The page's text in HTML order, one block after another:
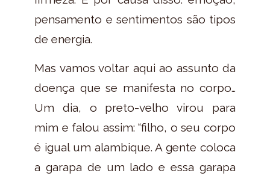
pensamento e sentimentos são tipos
de energia.
Mas vamos voltar aqui ao assunto da
doença que se manifesta no corpo…
Um dia, o preto-velho virou para
mim e falou assim: “filho, o seu corpo
é igual um alambique. A gente coloca
a garapa de um lado e essa garapa